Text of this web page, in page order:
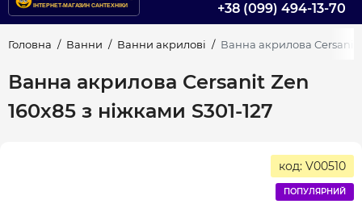
+38 (099) 494-13-70
Головна Ванни Ванни акрилові Ванна акрилова Cersanit
Ванна акрилова Cersanit Zen
160х85 з ніжками S301-127
код: V00510
ПОПУЛЯРНИЙ